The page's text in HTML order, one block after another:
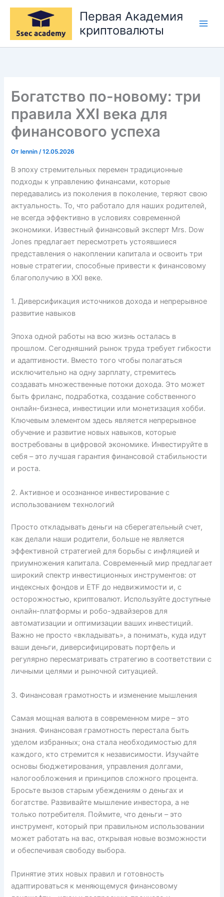
Перейти
содержимому
Первая Академия
криптовалюты
Богатство по-новому: три
правила XXI века для
финансового успеха
От lennin/12.05.2026
В эпоху стремительных перемен традиционные
подходы к управлению финансами, которые
передавались из поколения в поколение, теряют свою
актуальность. То, что работало для наших родителей,
не всегда эффективно в условиях современной
экономики. Известный финансовый эксперт Mrs. Dow
Jones предлагает пересмотреть устоявшиеся
представления о накоплении капитала и освоить три
новые стратегии, способные привести к финансовому
благополучию в XXI веке.
1. Диверсификация источников дохода и непрерывное
развитие навыков
Эпоха одной работы на всю жизнь осталась в
прошлом. Сегодняшний рынок труда требует гибкости
и адаптивности. Вместо того чтобы полагаться
исключительно на одну зарплату, стремитесь
создавать множественные потоки дохода. Это может
быть фриланс, подработка, создание собственного
онлайн-бизнеса, инвестиции или монетизация хобби.
Ключевым элементом здесь является непрерывное
обучение и развитие новых навыков, которые
востребованы в цифровой экономике. Инвестируйте в
себя – это лучшая гарантия финансовой стабильности
и роста.
2. Активное и осознанное инвестирование с
использованием технологий
Просто откладывать деньги на сберегательный счет,
как делали наши родители, больше не является
эффективной стратегией для борьбы с инфляцией и
приумножения капитала. Современный мир предлагает
широкий спектр инвестиционных инструментов: от
индексных фондов и ETF до недвижимости и, с
осторожностью, криптовалют. Используйте доступные
онлайн-платформы и робо-эдвайзеров для
автоматизации и оптимизации ваших инвестиций.
Важно не просто «вкладывать», а понимать, куда идут
ваши деньги, диверсифицировать портфель и
регулярно пересматривать стратегию в соответствии с
личными целями и рыночной ситуацией.
3. Финансовая грамотность и изменение мышления
Самая мощная валюта в современном мире – это
знания. Финансовая грамотность перестала быть
уделом избранных; она стала необходимостью для
каждого, кто стремится к независимости. Изучайте
основы бюджетирования, управления долгами,
налогообложения и принципов сложного процента.
Бросьте вызов старым убеждениям о деньгах и
богатстве. Развивайте мышление инвестора, а не
только потребителя. Поймите, что деньги – это
инструмент, который при правильном использовании
может работать на вас, открывая новые возможности
и обеспечивая свободу выбора.
Принятие этих новых правил и готовность
адаптироваться к меняющемуся финансовому